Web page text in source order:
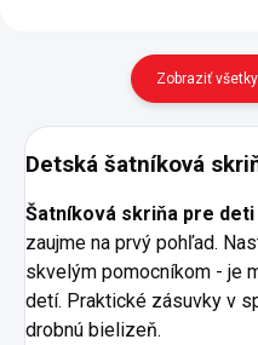
Zobraziť
Detská šatníková
Šatníková skriňa pre deti
zaujme na prvý pohľad.
skvelým pomocníkom - je
detí. Praktické zásuvky v
drobnú bielizeň.